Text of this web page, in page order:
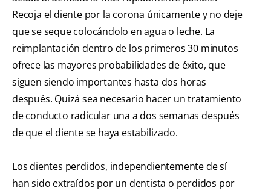
Recoja el diente por la corona únicamente y no deje
que se seque colocándolo en agua o leche. La
reimplantación dentro de los primeros 30 minutos
ofrece las mayores probabilidades de éxito, que
siguen siendo importantes hasta dos horas
después. Quizá sea necesario hacer un tratamiento
de conducto radicular una a dos semanas después
de que el diente se haya estabilizado.
Los dientes perdidos, independientemente de sí
han sido extraídos por un dentista o perdidos por